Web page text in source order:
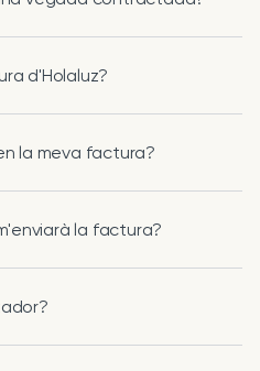
d'Holaluz?
la meva factura?
la factura?